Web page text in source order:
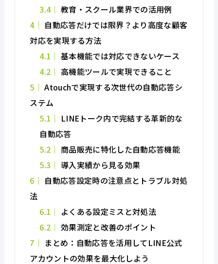
3.4
教育・スクール業界での活用例
4
自動応答だけでは限界？より高度な顧客
対応を実現する方法
4.1
基本機能では対応できないケース
4.2
高機能ツールで実現できること
5
Atouchで実現する次世代の自動応答シ
ステム
5.1
LINEトーク内で完結する革新的な
自動応答
5.2
商品販売に特化した自動応答機能
5.3
導入実績から見る効果
6
自動応答設定時の注意点とトラブル対処
法
6.1
よくある設定ミスと対処法
6.2
効果測定と改善のポイント
7
まとめ：自動応答を活用してLINE公式
アカウントの効果を最大化しよう